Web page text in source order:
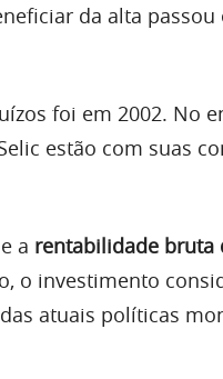
da alta passou
foi em 2002. No
estão com suas
a rentabilidade bruta
o investimento
atuais políticas